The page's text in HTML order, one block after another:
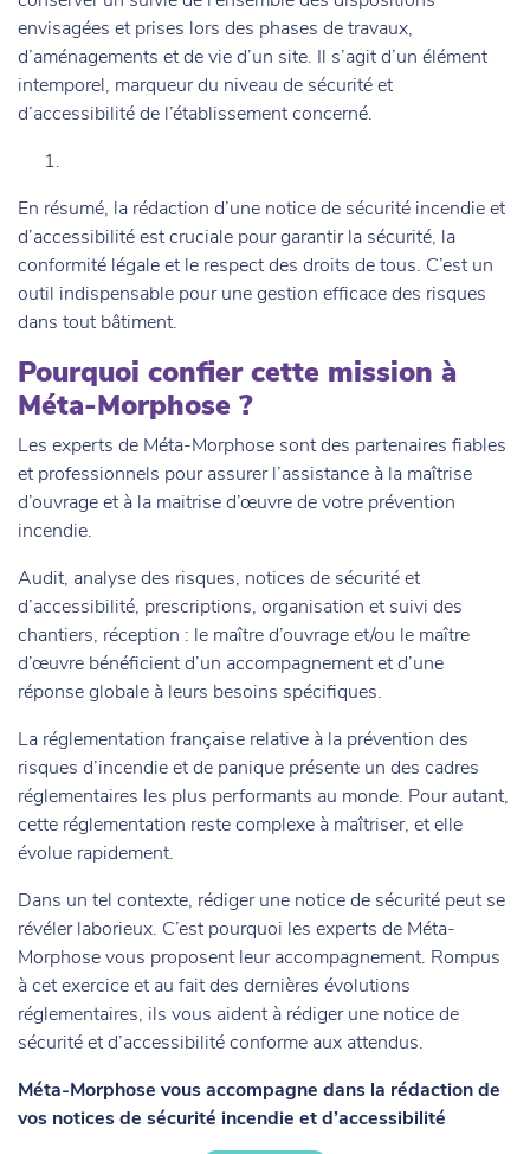
envisagées et prises lors des phases de travaux,
d’aménagements et de vie d’un site. Il s’agit d’un élément
intemporel, marqueur du niveau de sécurité et
d’accessibilité de l’établissement concerné.
En résumé, la rédaction d’une notice de sécurité incendie et
d’accessibilité est cruciale pour garantir la sécurité, la
conformité légale et le respect des droits de tous. C’est un
outil indispensable pour une gestion efficace des risques
dans tout bâtiment.
Pourquoi confier cette mission à
Méta-Morphose ?
Les experts de Méta-Morphose sont des partenaires fiables
et professionnels pour assurer l’assistance à la maîtrise
d’ouvrage et à la maitrise d’œuvre de votre prévention
incendie.
Audit, analyse des risques, notices de sécurité et
d’accessibilité, prescriptions, organisation et suivi des
chantiers, réception : le maître d’ouvrage et/ou le maître
d’œuvre bénéficient d’un accompagnement et d’une
réponse globale à leurs besoins spécifiques.
La réglementation française relative à la prévention des
risques d’incendie et de panique présente un des cadres
réglementaires les plus performants au monde. Pour autant,
cette réglementation reste complexe à maîtriser, et elle
évolue rapidement.
Dans un tel contexte, rédiger une notice de sécurité peut se
révéler laborieux. C’est pourquoi les experts de Méta-
Morphose vous proposent leur accompagnement. Rompus
à cet exercice et au fait des dernières évolutions
réglementaires, ils vous aident à rédiger une notice de
sécurité et d’accessibilité conforme aux attendus.
Méta-Morphose vous accompagne dans la rédaction de
vos notices de sécurité incendie et d’accessibilité